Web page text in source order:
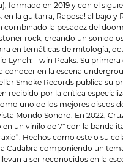
formado en 2019 y con el
en la guitarra, Raposa! al bajo y
combinado la pesadez del
rock, creando un sonido
en temáticas de mitología,
Lynch: Twin Peaks. Su
conocer en la escena
Smoke Records publica su
recibido por la crítica
uno de los mejores discos
Mondo Sonoro. En 2022,
un vinilo de 7″ con la banda
Hechos como este o su
Cadabra componiendo un
a ser reconocidos en la